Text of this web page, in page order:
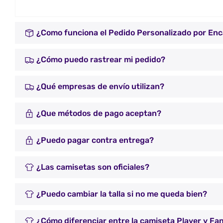
¿Como funciona el Pedido Personalizado por
¿Cómo puedo rastrear mi pedido?
¿Qué empresas de envío utilizan?
¿Que métodos de pago aceptan?
¿Puedo pagar contra entrega?
¿Las camisetas son oficiales?
¿Puedo cambiar la talla si no me queda bien?
¿Cómo diferenciar entre la camiseta Player y